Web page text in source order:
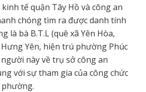
tế quận Tây Hồ và công an
chóng tìm ra được danh tính
là bà B.T.L (quê xã Yên Hòa,
Yên, hiện trú phường Phúc
này về trụ sở công an
với sự tham gia của công chức